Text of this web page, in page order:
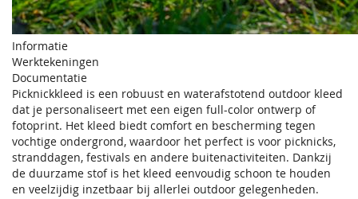
Informatie
Werktekeningen
Documentatie
Picknickkleed is een robuust en waterafstotend outdoor kleed
dat je personaliseert met een eigen full-color ontwerp of
fotoprint. Het kleed biedt comfort en bescherming tegen
vochtige ondergrond, waardoor het perfect is voor picknicks,
stranddagen, festivals en andere buitenactiviteiten. Dankzij
de duurzame stof is het kleed eenvoudig schoon te houden
en veelzijdig inzetbaar bij allerlei outdoor gelegenheden.